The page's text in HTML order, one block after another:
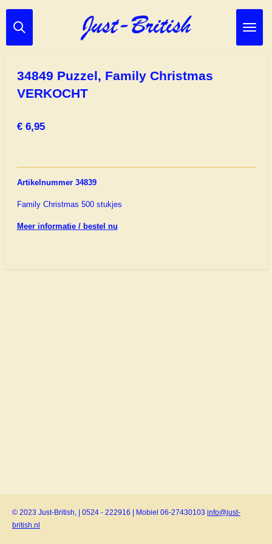
Ga
direct
34849 Puzzel, Family Christmas
VERKOCHT
€ 6,95
Artikelnummer 34839
Family Christmas 500 stukjes
Meer informatie / bestel nu
© 2023 Just-British, | 0524 - 222916 | Mobiel 06-27430103 info@just-
british.nl